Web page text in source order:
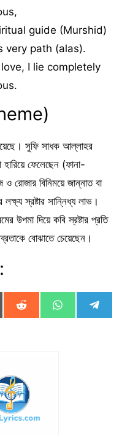
guide (Murshid)
very path (alas).
I lie completely
সুফি সাধক আল্লাহর
হারিয়ে ফেলেছেন (ফানা-
রোজার বিনিময়ে জান্নাত বা
স্রষ্টার সান্নিধ্য লাভ।
উপমা দিয়ে কবি স্রষ্টার প্রতি
বোঝাতে চেয়েছেন।
Share
on
R
e
Share
on
W
h
on
e